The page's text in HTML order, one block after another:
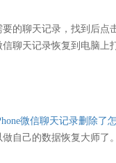
的聊天记录，找到后点
聊天记录恢复到电脑上
微信聊天记录删除了
自己的数据恢复大师了